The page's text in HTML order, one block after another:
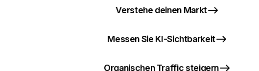
Verstehe deinen Markt
Messen Sie KI-Sichtbarkeit
Organischen Traffic steigern